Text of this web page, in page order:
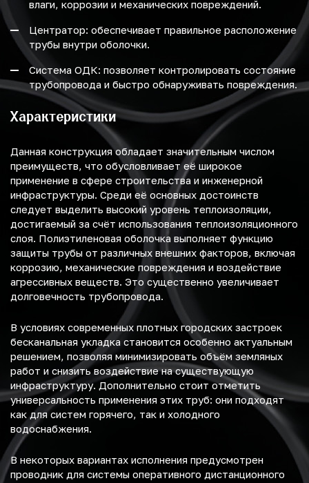
влаги, коррозии и механических повреждений.
Центратор: обеспечивает правильное расположение
трубы внутри оболочки.
Система ОДК: позволяет контролировать состояние
трубопровода и быстро обнаруживать повреждения.
Характеристики
Данная конструкция обладает значительным числом
преимуществ, что обусловливает её широкое
применение в сфере строительства и инженерной
инфраструктуры. Среди её основных достоинств
следует выделить высокий уровень теплоизоляции,
достигаемый за счёт использования теплоизоляционного
слоя. Полиэтиленовая оболочка выполняет функцию
защиты трубы от различных внешних факторов, включая
коррозию, механические повреждения и воздействие
агрессивных веществ. Это существенно увеличивает
долговечность трубопровода.
В условиях современных плотных городских застроек
бесканальная укладка становится особенно актуальным
решением, позволяя минимизировать объём земляных
работ и снизить воздействие на существующую
инфраструктуру. Дополнительно стоит отметить
универсальность применения этих труб: они подходят
как для систем горячего, так и холодного
водоснабжения.
В некоторых вариантах исполнения предусмотрен
проводник для системы оперативного дистанционного